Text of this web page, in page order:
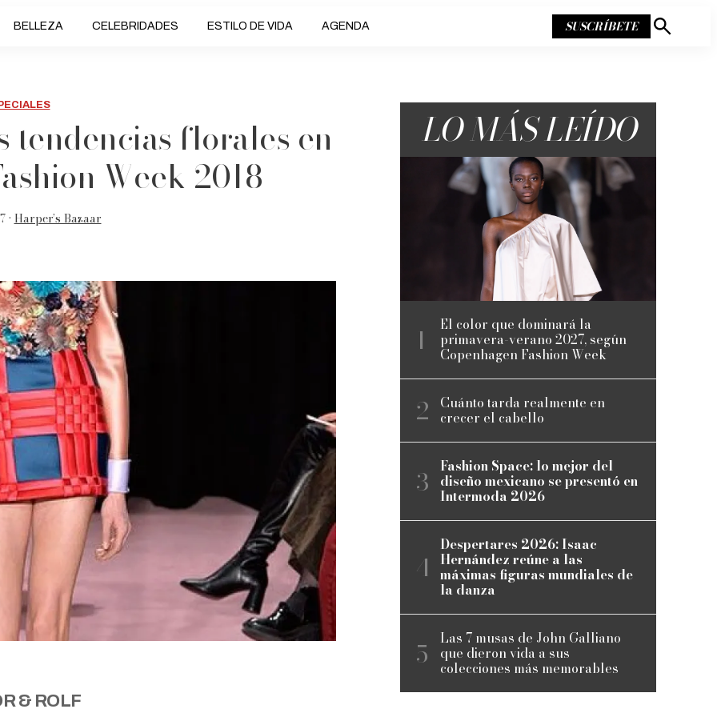
BELLEZA CELEBRIDADES ESTILO DE VIDA AGENDA SUSCRÍBETE
Mostrar
tendencias florales en
Week 2018
• Harper’s Bazaar
& ROLF
LO MÁS LEÍDO
El color que dominará la
primavera-verano 2027, según
Copenhagen Fashion Week
Cuánto tarda realmente en
crecer el cabello
Fashion Space: lo mejor del
diseño mexicano se presentó en
Intermoda 2026
Despertares 2026: Isaac
Hernández reúne a las
máximas figuras mundiales de
la danza
Las 7 musas de John Galliano
que dieron vida a sus
colecciones más memorables